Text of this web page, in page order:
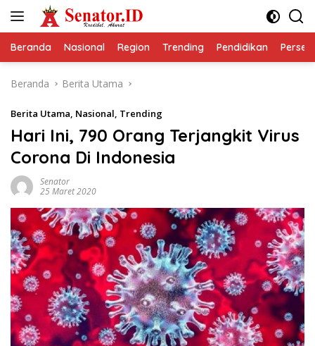
Beranda Nasional Region Trending Pendidikan
Beranda Berita Utama
Berita Utama, Nasional, Trending
Hari Ini, 790 Orang Terjangkit Virus
Corona Di Indonesia
Senator
25 Maret 2020